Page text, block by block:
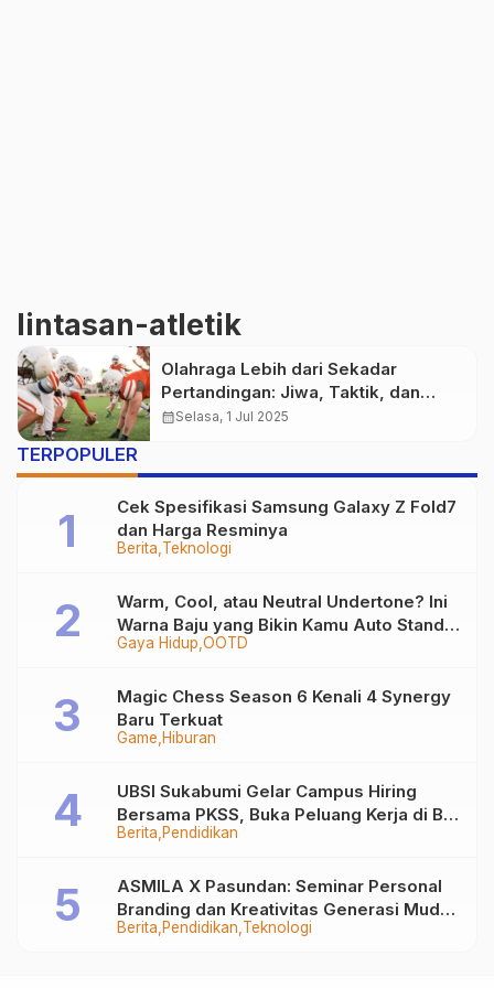
lintasan-atletik
Olahraga Lebih dari Sekadar
Pertandingan: Jiwa, Taktik, dan
Kebersamaan
calendar_monthSelasa, 1 Jul 2025
TERPOPULER
Berita Teknologi
Cek Spesifikasi Samsung Galaxy Z Fold7
dan Harga Resminya
Gaya Hidup OOTD
Warm, Cool, atau Neutral Undertone? Ini
Warna Baju yang Bikin Kamu Auto Stand
Out
Game Hiburan
Magic Chess Season 6 Kenali 4 Synergy
Baru Terkuat
Berita Pendidikan
UBSI Sukabumi Gelar Campus Hiring
Bersama PKSS, Buka Peluang Kerja di BRI
Group
Berita Pendidikan Teknologi
ASMILA X Pasundan: Seminar Personal
Branding dan Kreativitas Generasi Muda
Bersama SDKF